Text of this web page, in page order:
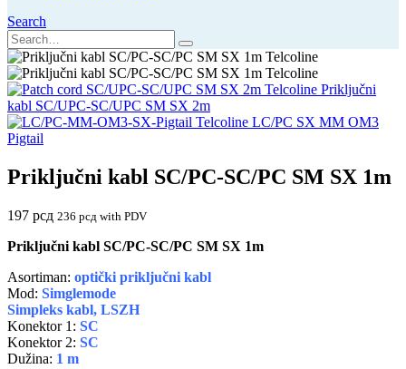
Search
Priključni
kabl SC/UPC-SC/UPC SM SX 2m
LC/PC SX MM OM3
Pigtail
Priključni kabl SC/PC-SC/PC SM SX 1m
197 рсд 236 рсд with PDV
Priključni kabl SC/PC-SC/PC SM SX 1m
Asortiman: optički priključni kabl
Mod: Simglemode
Simpleks kabl, LSZH
Konektor 1: SC
Konektor 2: SC
Dužina: 1 m